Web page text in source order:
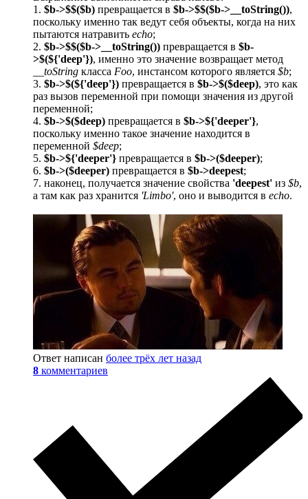
1. $b->$$($b) превращается в $b->$$($b->__toString()),
поскольку именно так ведут себя объекты, когда на них
пытаются натравить echo;
2. $b->$$($b->__toString()) превращается в $b-
>$(${'deep'}), именно это значение возвращает метод
__toString класса Foo, инстансом которого является $b;
3. $b->$(${'deep'}) превращается в $b->$($deep), это как
раз вызов переменной при помощи значения из другой
переменной;
4. $b->$($deep) превращается в $b->${'deeper'},
поскольку именно такое значение находится в
переменной $deep;
5. $b->${'deeper'} превращается в $b->($deeper);
6. $b->($deeper) превращается в $b->deepest;
7. наконец, получается значение свойства 'deepest' из $b,
а там как раз хранится 'Limbo', оно и выводится в echo.
Ответ написан более трёх лет назад
8 комментариев